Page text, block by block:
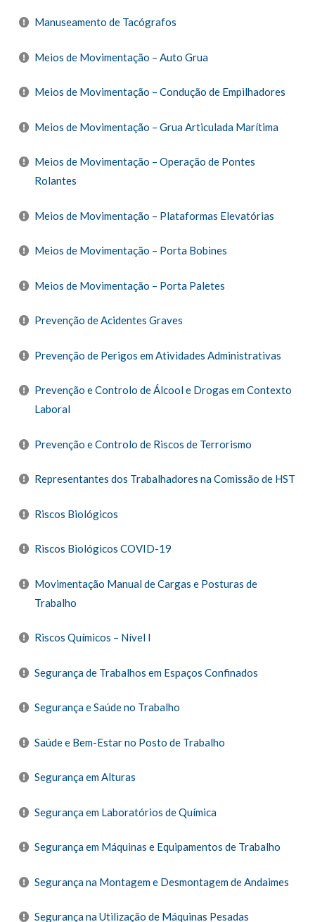
Manuseamento de Tacógrafos
Meios de Movimentação – Auto Grua
Meios de Movimentação – Condução de Empilhadores
Meios de Movimentação – Grua Articulada Marítima
Meios de Movimentação – Operação de Pontes
Rolantes
Meios de Movimentação – Plataformas Elevatórias
Meios de Movimentação – Porta Bobines
Meios de Movimentação – Porta Paletes
Prevenção de Acidentes Graves
Prevenção de Perigos em Atividades Administrativas
Prevenção e Controlo de Álcool e Drogas em Contexto
Laboral
Prevenção e Controlo de Riscos de Terrorismo
Representantes dos Trabalhadores na Comissão de HST
Riscos Biológicos
Riscos Biológicos COVID-19
Movimentação Manual de Cargas e Posturas de
Trabalho
Riscos Químicos – Nível I
Segurança de Trabalhos em Espaços Confinados
Segurança e Saúde no Trabalho
Saúde e Bem-Estar no Posto de Trabalho
Segurança em Alturas
Segurança em Laboratórios de Química
Segurança em Máquinas e Equipamentos de Trabalho
Segurança na Montagem e Desmontagem de Andaimes
Segurança na Utilização de Máquinas Pesadas